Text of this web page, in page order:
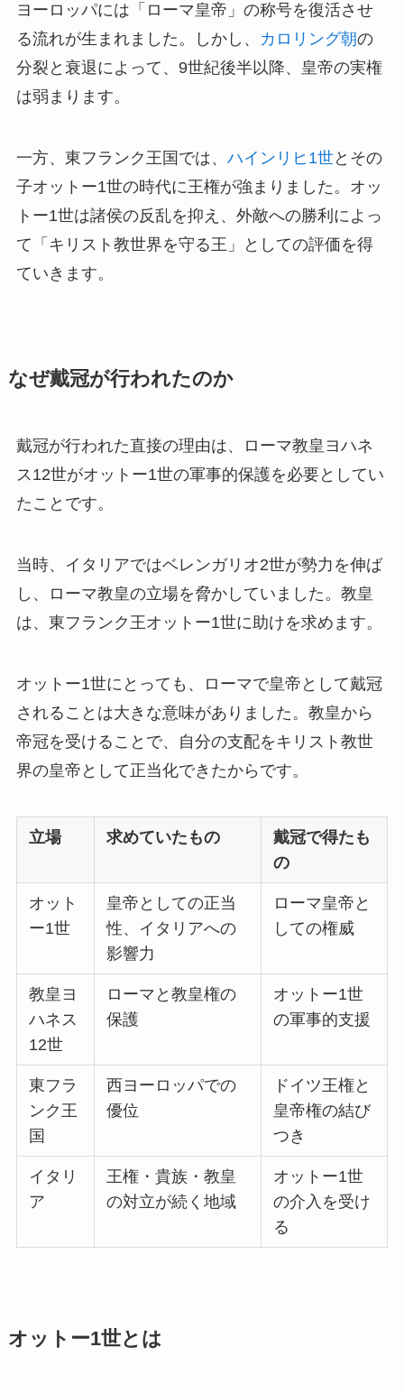
ヨーロッパには「ローマ皇帝」の称号を復活させ
る流れが生まれました。しかし、
カロリング朝の
分裂と衰退によって、9世紀後半以降、皇帝の実権
は弱まります。
一方、東フランク王国では、 ハインリヒ1世とその
子オットー1世の時代に王権が強まりました。オッ
トー1世は諸侯の反乱を抑え、外敵への勝利によっ
て「キリスト教世界を守る王」としての評価を得
ていきます。
なぜ戴冠が行われたのか
戴冠が行われた直接の理由は、ローマ教皇ヨハネ
ス12世がオットー1世の軍事的保護を必要としてい
たことです。
当時、イタリアではベレンガリオ2世が勢力を伸ば
し、ローマ教皇の立場を脅かしていました。教皇
は、東フランク王オットー1世に助けを求めます。
オットー1世にとっても、ローマで皇帝として戴冠
されることは大きな意味がありました。教皇から
帝冠を受けることで、自分の支配をキリスト教世
界の皇帝として正当化できたからです。
立場 求めていたもの
戴冠で得たも
の
オット
ー1世
皇帝としての正当
性、イタリアへの
影響力
ローマ皇帝と
しての権威
教皇ヨ
ハネス
12世
ローマと教皇権の
保護
オットー1世
の軍事的支援
東フラ
ンク王
国
西ヨーロッパでの
優位
ドイツ王権と
皇帝権の結び
つき
イタリ
ア
王権・貴族・教皇
の対立が続く地域
オットー1世
の介入を受け
る
オットー1世とは